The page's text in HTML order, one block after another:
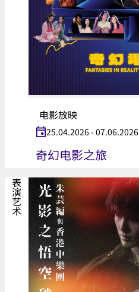
电影放映
25.04.2026 - 07.06.2026
奇幻电影之旅
表演艺术